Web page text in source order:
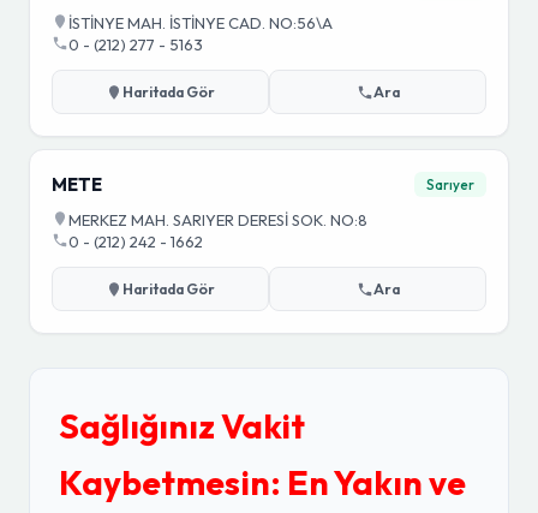
İSTİNYE MAH. İSTİNYE CAD. NO:56\A
0 - (212) 277 - 5163
Haritada Gör Ara
METE Sarıyer
MERKEZ MAH. SARIYER DERESİ SOK. NO:8
0 - (212) 242 - 1662
Haritada Gör Ara
Sağlığınız Vakit
Kaybetmesin: En Yakın ve